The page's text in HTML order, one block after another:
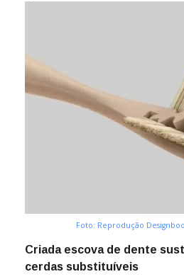
Foto: Reprodução
Criada escova de dente
cerdas substituíveis